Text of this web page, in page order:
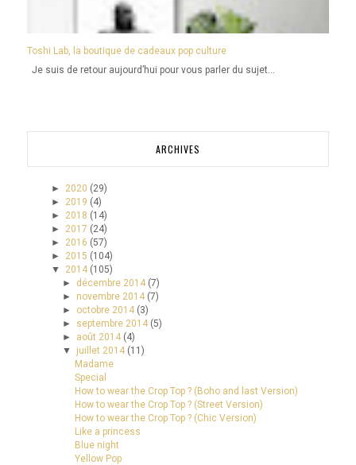
Toshi Lab, la boutique de cadeaux pop culture
Je suis de retour aujourd’hui pour vous parler du sujet...
ARCHIVES
► 2020 (29)
► 2019 (4)
► 2018 (14)
► 2017 (24)
► 2016 (57)
► 2015 (104)
▼ 2014 (105)
► décembre 2014 (7)
► novembre 2014 (7)
► octobre 2014 (3)
► septembre 2014 (5)
► août 2014 (4)
▼ juillet 2014 (11)
Madame
Special
How to wear the Crop Top ? (Boho and last Version)
How to wear the Crop Top ? (Street Version)
How to wear the Crop Top ? (Chic Version)
Like a princess
Blue night
Yellow Pop